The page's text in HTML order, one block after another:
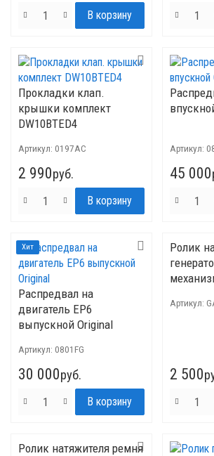
Прокладки клап.
крышки комплект
DW10BTED4
Артикул: 0197AC
2 990руб.
Артикул:
45 000
Хит
Распредвал на
двигатель EP6
выпускной Original
Артикул: 0801FG
30 000руб.
Ролик
Артикул:
2 500
Ролик натяжителя ремня